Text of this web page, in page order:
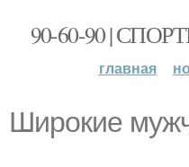
90-60-90 |
главная
Широкие